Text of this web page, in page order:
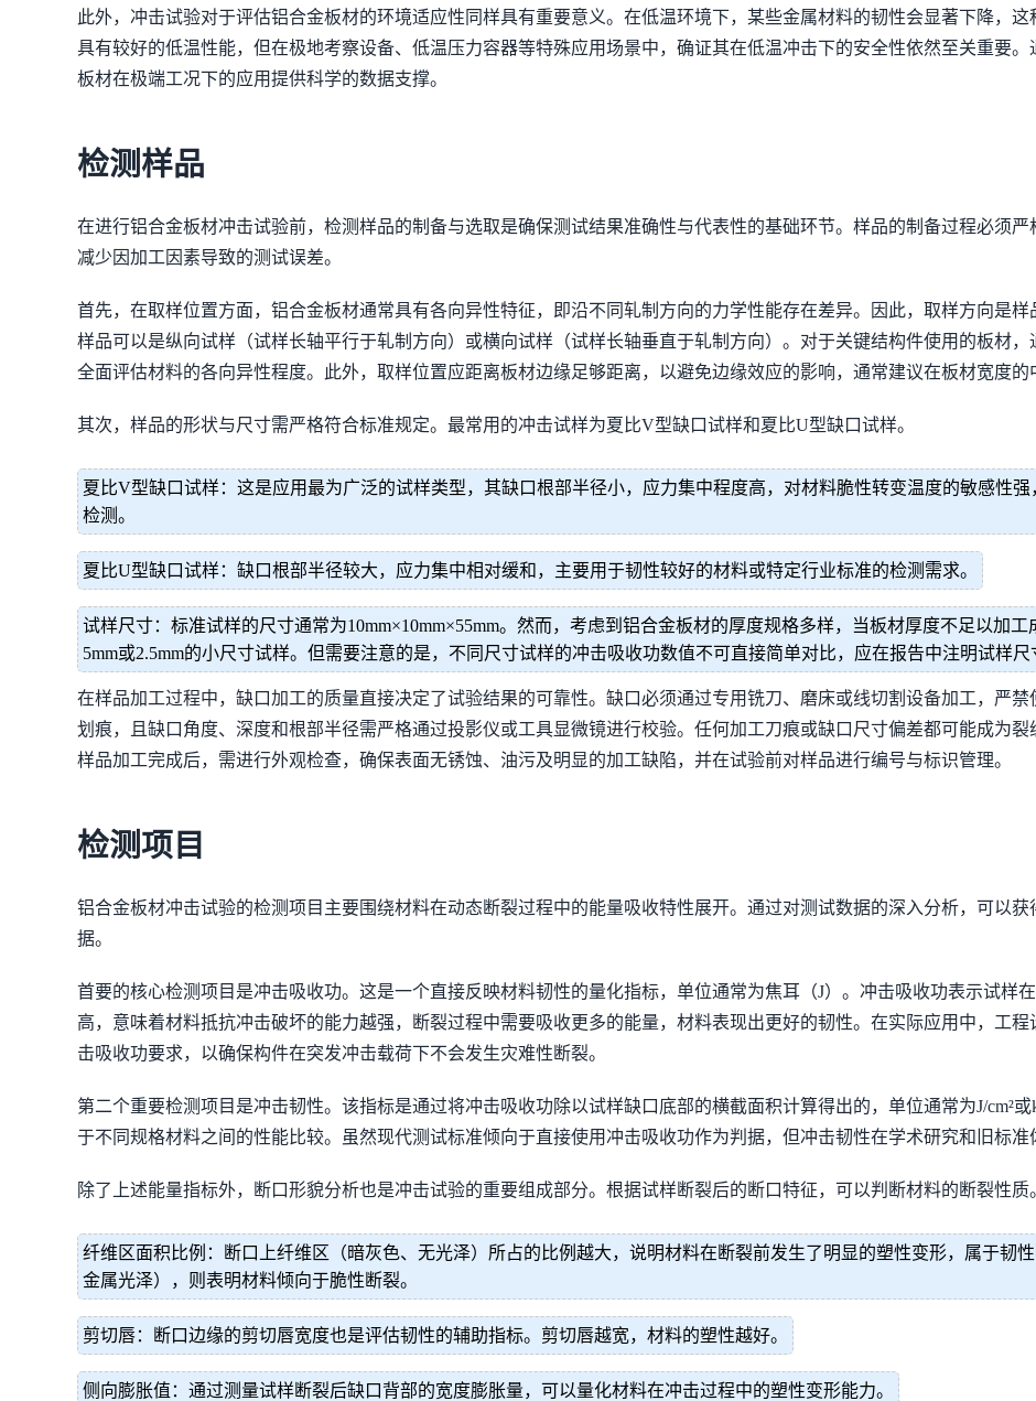
此外，冲击试验对于评估铝合金板材的环境适应性同样具有重要意义。在低温环境下，某些金属材料的韧性会显著下降，
具有较好的低温性能，但在极地考察设备、低温压力容器等特殊应用场景中，确证其在低温冲击下的安全性依然至关重要
板材在极端工况下的应用提供科学的数据支撑。
检测样品
在进行铝合金板材冲击试验前，检测样品的制备与选取是确保测试结果准确性与代表性的基础环节。样品的制备过程必须
减少因加工因素导致的测试误差。
首先，在取样位置方面，铝合金板材通常具有各向异性特征，即沿不同轧制方向的力学性能存在差异。因此，取样方向是样
样品可以是纵向试样（试样长轴平行于轧制方向）或横向试样（试样长轴垂直于轧制方向）。对于关键结构件使用的板材
全面评估材料的各向异性程度。此外，取样位置应距离板材边缘足够距离，以避免边缘效应的影响，通常建议在板材宽度的
其次，样品的形状与尺寸需严格符合标准规定。最常用的冲击试样为夏比V型缺口试样和夏比U型缺口试样。
夏比V型缺口试样：这是应用最为广泛的试样类型，其缺口根部半径小，应力集中程度高，对材料脆性转变温度的敏感性
检测。
夏比U型缺口试样：缺口根部半径较大，应力集中相对缓和，主要用于韧性较好的材料或特定行业标准的检测需求。
试样尺寸：标准试样的尺寸通常为10mm×10mm×55mm。然而，考虑到铝合金板材的厚度规格多样，当板材厚度不足以加工
5mm或2.5mm的小尺寸试样。但需要注意的是，不同尺寸试样的冲击吸收功数值不可直接简单对比，应在报告中注明试样尺
在样品加工过程中，缺口加工的质量直接决定了试验结果的可靠性。缺口必须通过专用铣刀、磨床或线切割设备加工，严
划痕，且缺口角度、深度和根部半径需严格通过投影仪或工具显微镜进行校验。任何加工刀痕或缺口尺寸偏差都可能成为裂
样品加工完成后，需进行外观检查，确保表面无锈蚀、油污及明显的加工缺陷，并在试验前对样品进行编号与标识管理。
检测项目
铝合金板材冲击试验的检测项目主要围绕材料在动态断裂过程中的能量吸收特性展开。通过对测试数据的深入分析，可以
据。
首要的核心检测项目是冲击吸收功。这是一个直接反映材料韧性的量化指标，单位通常为焦耳（J）。冲击吸收功表示试样
高，意味着材料抵抗冲击破坏的能力越强，断裂过程中需要吸收更多的能量，材料表现出更好的韧性。在实际应用中，工
击吸收功要求，以确保构件在突发冲击载荷下不会发生灾难性断裂。
第二个重要检测项目是冲击韧性。该指标是通过将冲击吸收功除以试样缺口底部的横截面积计算得出的，单位通常为J/cm²
于不同规格材料之间的性能比较。虽然现代测试标准倾向于直接使用冲击吸收功作为判据，但冲击韧性在学术研究和旧标准
除了上述能量指标外，断口形貌分析也是冲击试验的重要组成部分。根据试样断裂后的断口特征，可以判断材料的断裂性质
纤维区面积比例：断口上纤维区（暗灰色、无光泽）所占的比例越大，说明材料在断裂前发生了明显的塑性变形，属于韧
金属光泽），则表明材料倾向于脆性断裂。
剪切唇：断口边缘的剪切唇宽度也是评估韧性的辅助指标。剪切唇越宽，材料的塑性越好。
侧向膨胀值：通过测量试样断裂后缺口背部的宽度膨胀量，可以量化材料在冲击过程中的塑性变形能力。